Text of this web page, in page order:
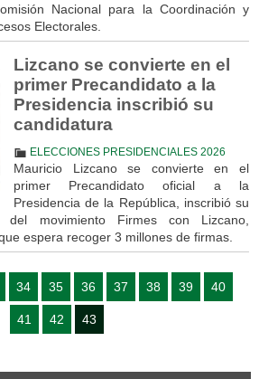
Nacional para la Coordinación y
Electorales.
Lizcano se convierte en el
primer Precandidato a la
Presidencia inscribió su
candidatura
ELECCIONES PRESIDENCIALES 2026
Mauricio Lizcano se convierte en el
primer Precandidato oficial a la
Presidencia de la República, inscribió su
movimiento Firmes con Lizcano,
espera recoger 3 millones de firmas.
34 35 36 37 38 39 40
41 42 43